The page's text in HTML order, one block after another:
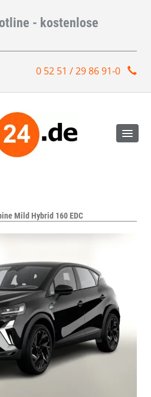
- kostenlose
0 52 51 / 29 86 91-0
Mild Hybrid 160 EDC